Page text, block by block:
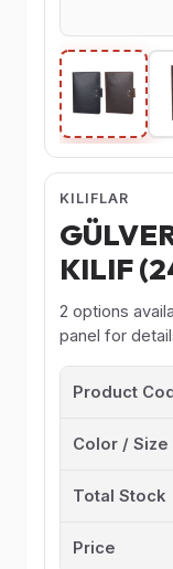
KILIFLAR
KILIF
2 options
panel for
Product
Color / Size
Total Stock
Price